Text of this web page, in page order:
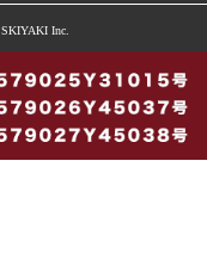
SKIYAKI Inc.